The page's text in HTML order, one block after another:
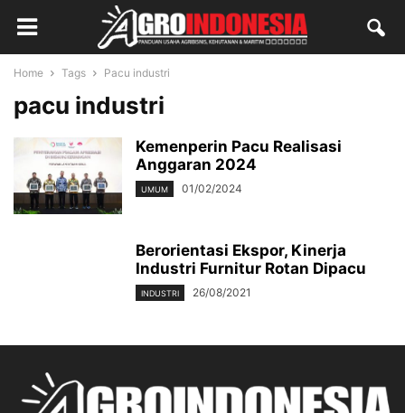
Home Tags Pacu industri
pacu industri
Kemenperin Pacu Realisasi
Anggaran 2024
UMUM 01/02/2024
Berorientasi Ekspor, Kinerja
Industri Furnitur Rotan Dipacu
INDUSTRI 26/08/2021